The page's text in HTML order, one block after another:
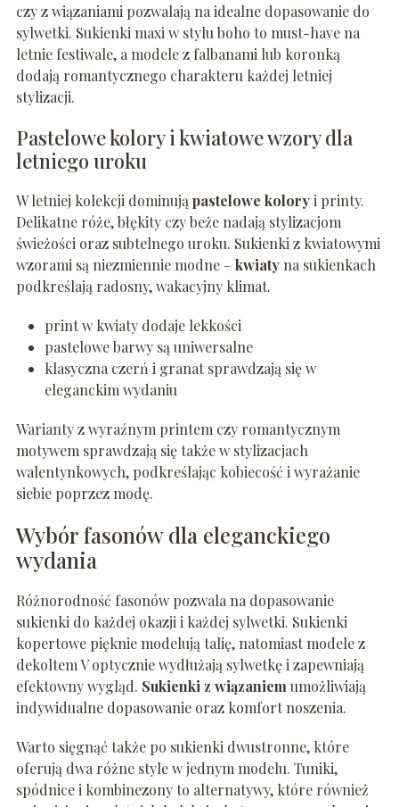
czy z wiązaniami pozwalają na idealne dopasowanie do
sylwetki. Sukienki maxi w stylu boho to must-have na
letnie festiwale, a modele z falbanami lub koronką
dodają romantycznego charakteru każdej letniej
stylizacji.
Pastelowe kolory i kwiatowe wzory dla
letniego uroku
W letniej kolekcji dominują pastelowe koloryi printy.
Delikatne róże, błękity czy beże nadają stylizacjom
świeżości oraz subtelnego uroku. Sukienki z kwiatowymi
wzorami są niezmiennie modne –kwiatyna sukienkach
podkreślają radosny, wakacyjny klimat.
print w kwiaty dodaje lekkości
pastelowe barwy są uniwersalne
klasyczna czerń i granat sprawdzają się w
eleganckim wydaniu
Warianty z wyraźnym printem czy romantycznym
motywem sprawdzają się także w stylizacjach
walentynkowych, podkreślając kobiecość i wyrażanie
siebie poprzez modę.
Wybór fasonów dla eleganckiego
wydania
Różnorodność fasonów pozwala na dopasowanie
sukienki do każdej okazji i każdej sylwetki. Sukienki
kopertowe pięknie modelują talię, natomiast modele z
dekoltem V optycznie wydłużają sylwetkę i zapewniają
efektowny wygląd. Sukienki z wiązaniem umożliwiają
indywidualne dopasowanie oraz komfort noszenia.
Warto sięgnąć także po sukienki dwustronne, które
oferują dwa różne style w jednym modelu. Tuniki,
spódnice i kombinezony to alternatywy, które również